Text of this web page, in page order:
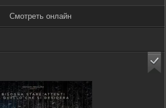
Смотреть онлайн